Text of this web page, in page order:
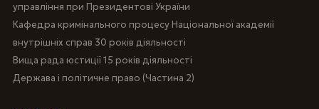
управління при Президентові України
Кафедра кримінального процесу Національної академії
внутрішніх справ 30 років діяльності
Вища рада юстиції 15 років діяльності
Держава і політичне право (Частина 2)